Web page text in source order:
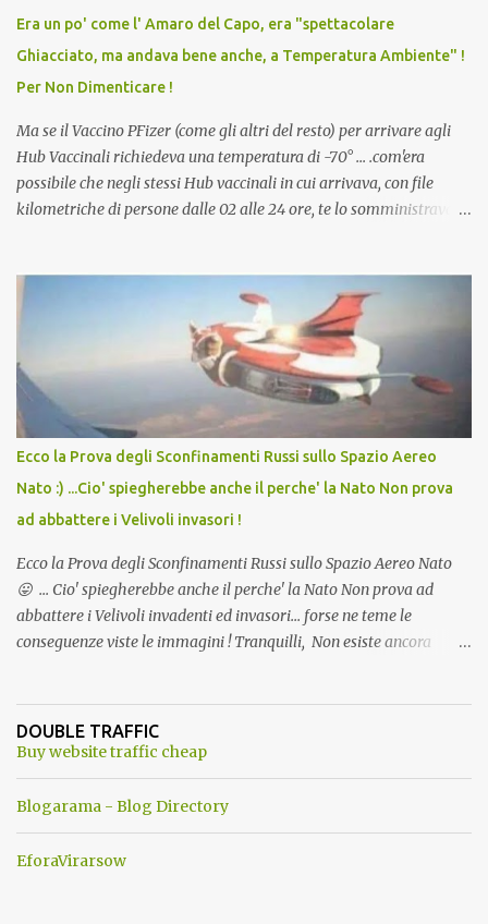
vaccino usato per minacciare i mezzi di sussistenza, il lavoro o la
scuola. Non avevamo mai visto un vaccino che permettesse a un
dodicenne di ignorare il consenso dei genitori. Dopo tutti i vaccini
che abbiamo elencato sopra...
Era un po' come l' Amaro del Capo, era "spettacolare
Ghiacciato, ma andava bene anche, a Temperatura Ambiente" !
Per Non Dimenticare !
Ma se il Vaccino PFizer (come gli altri del resto) per arrivare agli
Hub Vaccinali richiedeva una temperatura di -70° ... .com'era
possibile che negli stessi Hub vaccinali in cui arrivava, con file
kilometriche di persone dalle 02 alle 24 ore, te lo somministravano
Vaccino come: l' Amaro del Capo, era "spettacolare Ghiacciato, ma
andava bene anche, a Temperatura Ambiente"! Riproponiamo
l'articolo per NON Dimenticare!
Ecco la Prova degli Sconfinamenti Russi sullo Spazio Aereo
Nato :) ...Cio' spiegherebbe anche il perche' la Nato Non prova
ad abbattere i Velivoli invasori !
Ecco la Prova degli Sconfinamenti Russi sullo Spazio Aereo Nato
😛 ... Cio' spiegherebbe anche il perche' la Nato Non prova ad
abbattere i Velivoli invadenti ed invasori... forse ne teme le
conseguenze viste le immagini ! Tranquilli, Non esiste ancora
ancora una fantasia Nato o forse una "False Flag", per provocare
una guerra mondiale che difficilmente da menti sane, potrebbe
DOUBLE TRAFFIC
Buy website traffic cheap
Blogarama - Blog Directory
EforaVirarsow